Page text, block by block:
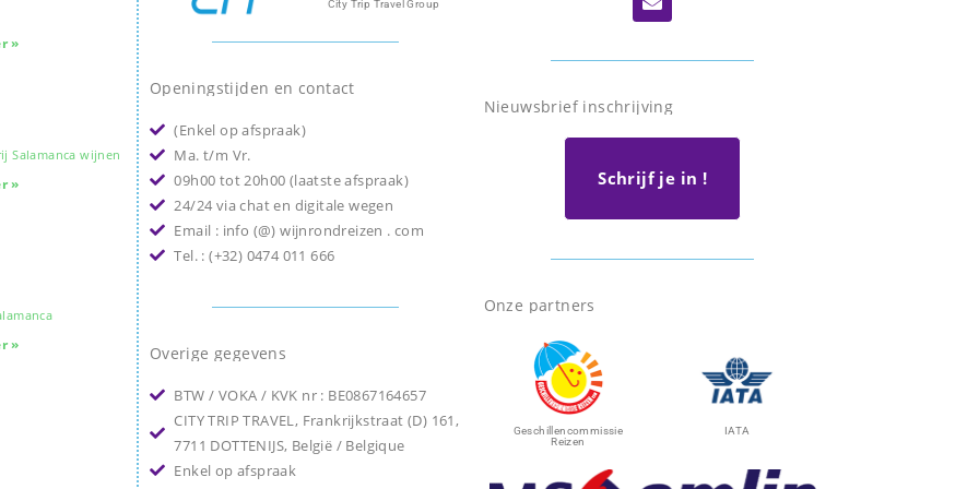
»
Salamanca wijnen
»
»
City Trip Travel Group
Openingstijden en contact
(Enkel op afspraak)
Ma. t/m Vr.
09h00 tot 20h00 (laatste afspraak)
24/24 via chat en digitale wegen
Email : info (@) wijnrondreizen . com
Tel. : (+32) 0474 011 666
Overige gegevens
BTW / VOKA / KVK nr : BE0867164657
CITY TRIP TRAVEL, Frankrijkstraat (D) 161,
7711 DOTTENIJS, België / Belgique
Enkel op afspraak
Nieuwsbrief inschrijving
Schrijf je in !
Onze partners
Geschillencommissie
Reizen
IATA